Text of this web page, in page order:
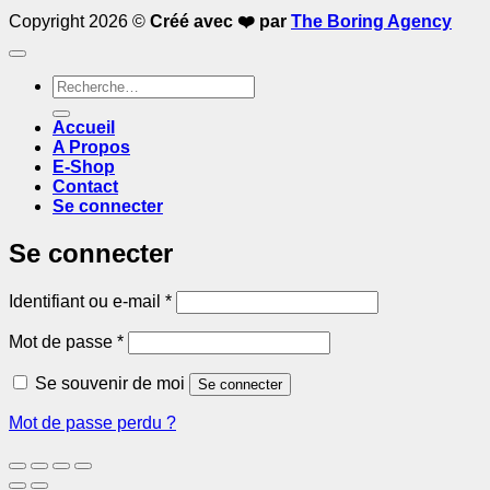
Copyright 2026 © Créé avec ❤️ par The Boring Agency
Recherche
pour :
Accueil
A Propos
E-Shop
Contact
Se connecter
Se connecter
Identifiant ou e-mail *Obligatoire
Mot de passe *Obligatoire
Se souvenir de moi Se connecter
Mot de passe perdu ?